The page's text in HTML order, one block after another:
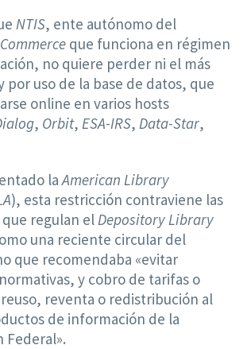
NTIS, ente autónomo del
que funciona en régimen
no quiere perder ni el más
por uso de la base de datos, que
online en varios hosts
, Orbit, ESA-IRS, Data-Star,
laAmerican Library
), esta restricción contraviene las
regulan el Depository Library
una reciente circular del
que recomendaba «evitar
y cobro de tarifas o
reventa o redistribución al
de información de la
Federal».